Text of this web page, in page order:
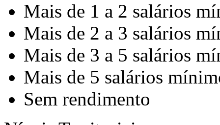
Mais de 1 a 2 salários
Mais de 2 a 3 salários
Mais de 3 a 5 salários
Mais de 5 salários
Sem rendimento